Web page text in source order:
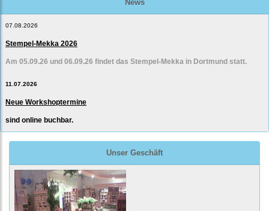
News
07.08.2026
Stempel-Mekka 2026
Am 05.09.26 und 06.09.26 findet das Stempel-Mekka in Dortmund statt.
11.07.2026
Neue Workshoptermine
sind online buchbar.
Unser Geschäft